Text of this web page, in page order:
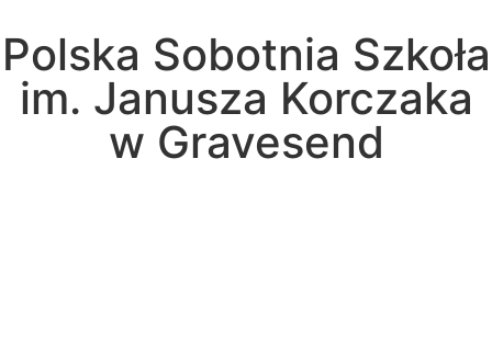
Polska Sobotnia Szkoła
im. Janusza Korczaka
w Gravesend